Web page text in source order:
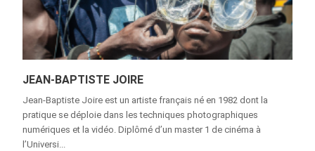
JEAN-BAPTISTE JOIRE
Jean-Baptiste Joire est un artiste français né en 1982 dont la
pratique se déploie dans les techniques photographiques
numériques et la vidéo. Diplômé d’un master 1 de cinéma à
l’Universi...